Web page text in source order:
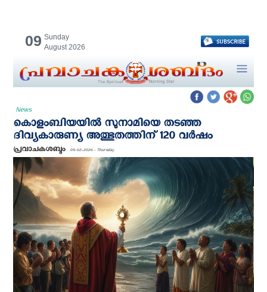
09 Sunday
August 2026
News
കൊളംബിയയില്‍ സുനാമിയെ തടഞ്ഞ
ദിവ്യകാരുണ്യ അത്ഭുതത്തിന് 120 വര്‍ഷം
പ്രവാചകശബ്ദം 05-02-2026 - Thursday